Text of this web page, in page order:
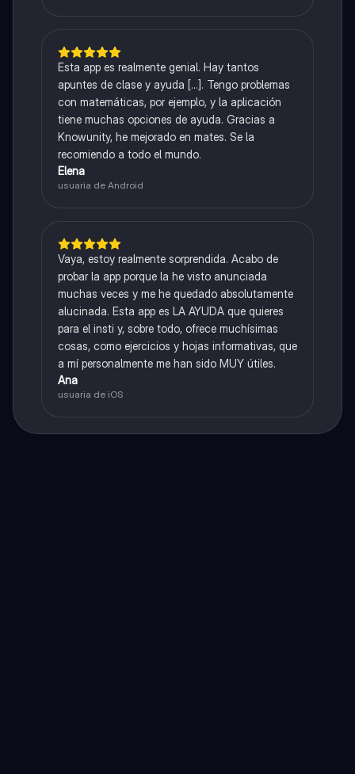
Esta app es realmente genial. Hay tantos
apuntes de clase y ayuda [...]. Tengo problemas
con matemáticas, por ejemplo, y la aplicación
tiene muchas opciones de ayuda. Gracias a
Knowunity, he mejorado en mates. Se la
recomiendo a todo el mundo.
Elena
usuaria de Android
Vaya, estoy realmente sorprendida. Acabo de
probar la app porque la he visto anunciada
muchas veces y me he quedado absolutamente
alucinada. Esta app es LA AYUDA que quieres
para el insti y, sobre todo, ofrece muchísimas
cosas, como ejercicios y hojas informativas, que
a mí personalmente me han sido MUY útiles.
Ana
usuaria de iOS